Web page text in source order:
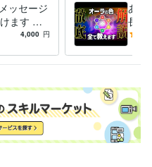
ッセージ
ます 魂
い人生を
4,000 円
あな
長度
の、